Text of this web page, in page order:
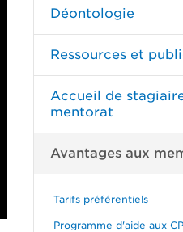
Déontologie
Ressources et
Accueil de
mentorat
Avantages aux
Tarifs préférentiels
Programme d'aide aux